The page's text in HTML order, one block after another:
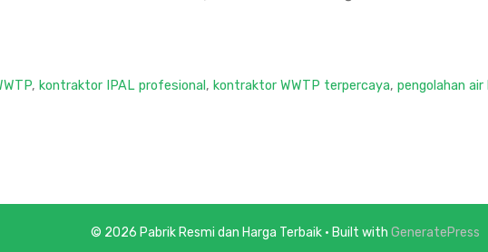
,kontraktor IPAL profesional,kontraktor WWTP terpercaya,pengolahan air
© 2026 Pabrik Resmi dan Harga Terbaik• Built with GeneratePress